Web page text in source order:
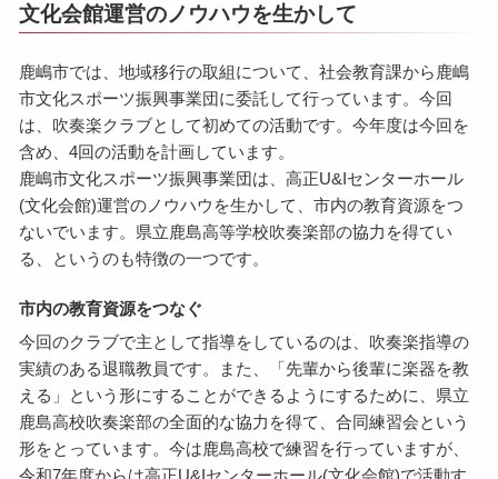
文化会館運営のノウハウを生かして
鹿嶋市では、地域移行の取組について、社会教育課から鹿嶋
市文化スポーツ振興事業団に委託して行っています。今回
は、吹奏楽クラブとして初めての活動です。今年度は今回を
含め、4回の活動を計画しています。
鹿嶋市文化スポーツ振興事業団は、高正U&Iセンターホール
(文化会館)運営のノウハウを生かして、市内の教育資源をつ
ないでいます。県立鹿島高等学校吹奏楽部の協力を得てい
る、というのも特徴の一つです。
市内の教育資源をつなぐ
今回のクラブで主として指導をしているのは、吹奏楽指導の
実績のある退職教員です。また、「先輩から後輩に楽器を教
える」という形にすることができるようにするために、県立
鹿島高校吹奏楽部の全面的な協力を得て、合同練習会という
形をとっています。今は鹿島高校で練習を行っていますが、
令和7年度からは高正U&Iセンターホール(文化会館)で活動す